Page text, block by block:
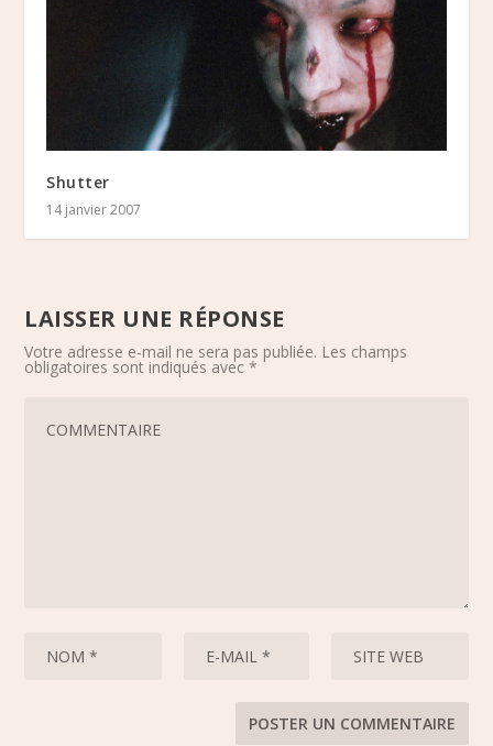
Shutter
14 janvier 2007
LAISSER UNE RÉPONSE
Votre adresse e-mail ne sera pas publiée. Les champs
obligatoires sont indiqués avec*